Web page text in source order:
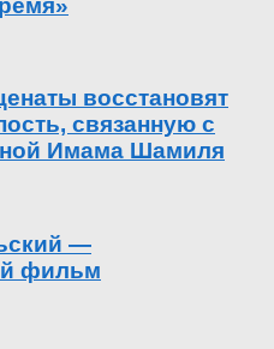
восстановят
связанную с
Имама Шамиля
—
фильм